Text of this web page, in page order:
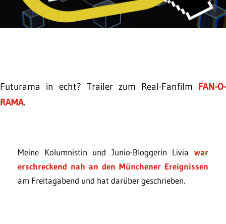
Futurama in echt? Trailer zum Real-Fanfilm FAN-O-
RAMA.
Meine Kolumnistin und Junio-Bloggerin Livia war
erschreckend nah an den Münchener Ereignissen
am Freitagabend und hat darüber geschrieben.